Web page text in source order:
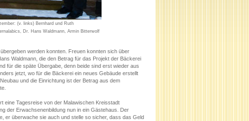
(v. links) Bernhard und Ruth
Dr. Hans Waldmann, Armin Bitterwolf
werden konnten. Freuen konnten sich über
Waldmann, die den Betrag für das Projekt der Bäckerei
für die späte Übergabe, denn beide sind erst wieder aus
jetzt, wo für die Bäckerei ein neues Gebäude erstellt
und die Einrichtung ist der Betrag aus dem
eine Tagesreise von der Malawischen Kreisstadt
der Erwachsenenbildung nun in ein Gästehaus. Der
er überwache sie auch und stelle so sicher, dass das Geld